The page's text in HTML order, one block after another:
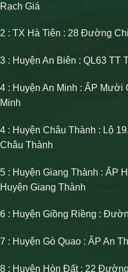
Rạch Giá
2 : TX Hà Tiên : 28 Đường
3 : Huyện An Biên : QL63 TT
4 : Huyện An Minh : ẤP
Minh
4 : Huyện Châu Thành : Lộ
Châu Thành
5 : Huyện Giang Thành : ẤP
Huyện Giang Thành
6 : Huyện Giồng Riềng :
7 : Huyện Gò Quao : ẤP An
8 : Huyện Hòn Đất : 22